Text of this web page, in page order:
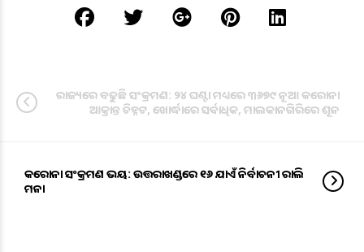
ରାଜ୍ୟରେ ବଢୁଛି ସଂକ୍ରମଣ: ୨୪ ଘଣ୍ଟା ମଧ୍ୟରେ ୩୬୭୯ ନୂଆ କରୋନା
ଆକ୍ରାନ୍ତ ଚିହ୍ନଟ, ଖୋର୍ଦ୍ଧାରେ ସର୍ବାଧିକ, ମାଲକାନଗିରିରେ ଶୂନ
କରୋନା ସଂକ୍ରମଣ ଭୟ: ଉତ୍ତରାଖଣ୍ଡରେ ୧୬ ଯାଏଁ ନିର୍ବାଚନୀ ରାଲି
ମନା